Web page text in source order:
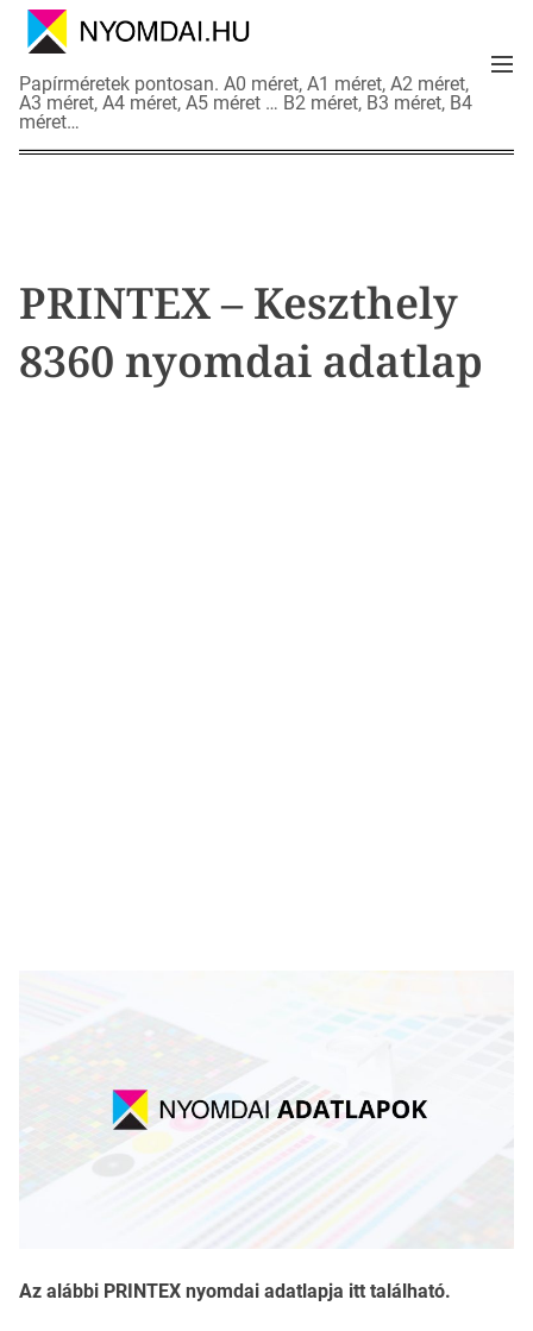
N
y
o
m
t
Papírméretek pontosan. A0 méret, A1 méret, A2 méret,
A3 méret, A4 méret, A5 méret … B2 méret, B3 méret, B4
méret…
M
PRINTEX – Keszthely
8360 nyomdai adatlap
Az alábbi PRINTEX nyomdai adatlapja itt található.